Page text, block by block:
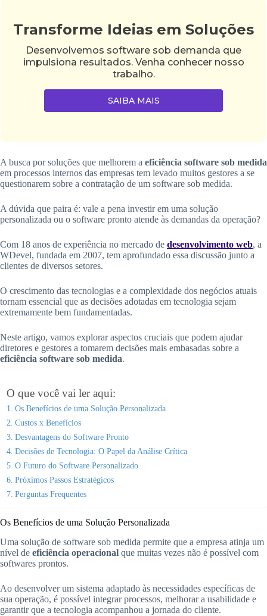
Transforme Ideias em Soluções
Desenvolvemos software sob demanda que
impulsiona resultados. Venha conhecer nosso
trabalho.
SAIBA MAIS
A busca por soluções que melhorem a eficiência software sob medida
em processos internos das empresas tem levado muitos gestores a se
questionarem sobre a contratação de um software sob medida.
A dúvida que paira é: vale a pena investir em uma solução
personalizada ou o software pronto atende às demandas da operação?
Com 18 anos de experiência no mercado de desenvolvimento web, a
WDevel, fundada em 2007, tem aprofundado essa discussão junto a
clientes de diversos setores.
O crescimento das tecnologias e a complexidade dos negócios atuais
tornam essencial que as decisões adotadas em tecnologia sejam
extremamente bem fundamentadas.
Neste artigo, vamos explorar aspectos cruciais que podem ajudar
diretores e gestores a tomarem decisões mais embasadas sobre a
eficiência software sob medida.
O que você vai ler aqui:
Os Benefícios de uma Solução Personalizada
Custos x Benefícios
Desvantagens do Software Pronto
Decisões de Tecnologia: O Papel da Análise Crítica
O Futuro do Software Personalizado
Próximos Passos Estratégicos
Perguntas Frequentes
Os Benefícios de uma Solução Personalizada
Uma solução de software sob medida permite que a empresa atinja um
nível de eficiência operacional que muitas vezes não é possível com
softwares prontos.
Ao desenvolver um sistema adaptado às necessidades específicas de
sua operação, é possível integrar processos, melhorar a usabilidade e
garantir que a tecnologia acompanhou a jornada do cliente.